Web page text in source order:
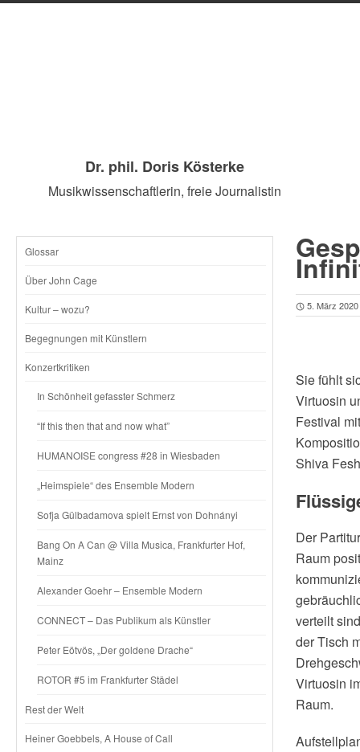
Dr. phil. Doris Kösterke
Musikwissenschaftlerin, freie Journalistin
SKIP
CONTENT
Glossar
Über John Cage
Kultur – wozu?
Begegnungen mit Künstlern
Konzertkritiken
In Schönheit gefasster Schmerz
“If this then that and now what”
HUMANOISE congress #28 in Wiesbaden
„Heimspiele“ des Ensemble Modern
Sofja Gülbadamova spielt Ernst von Dohnányi
Bang On A Can @ Villa Musica, Frankfurter Hof,
Mainz
Alexander Goehr – Ensemble Modern
CONNECT – Das Publikum als Künstler
Peter Eötvös, „Der goldene Drache“
ROTOR #5 im Frankfurter Städel
Rest der Welt
Heiner Goebbels, A House of Call
5. März 2020
Sie fühlt
Virtuosin
Festival
Shiva
Der
Raum
verteilt
der Tisch
Virtuosin
Raum.